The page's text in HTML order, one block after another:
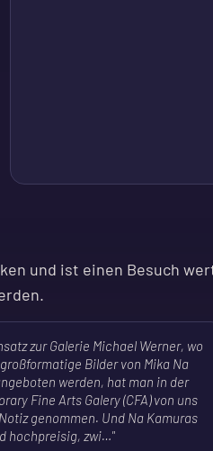
und ist einen Besuch
zur Galerie Michael Werner, wo
Bilder von Mika Na
werden, hat man in der
Fine Arts Galery (CFA) von uns
genommen. Und Na Kamuras
hochpreisig, zwi…"